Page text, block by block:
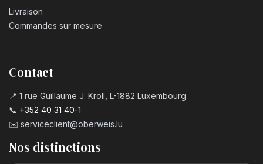
Livraison
Commandes sur mesure
Contact
📍 1 rue Guillaume J. Kroll, L-1882 Luxembourg
📞 +352 40 31 40-1
✉️ serviceclient@oberweis.lu
Nos distinctions